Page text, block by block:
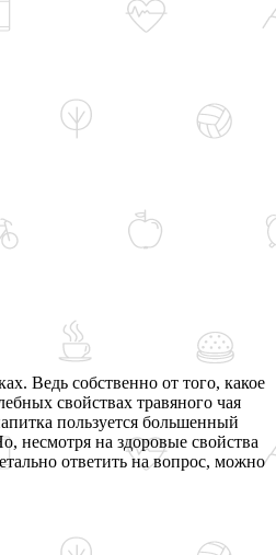
Ведь собственно от того, какое
свойствах травяного чая
пользуется большенный
несмотря на здоровые свойства
ответить на вопрос, можно